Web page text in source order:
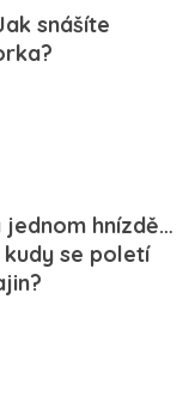
snášíte
jednom hnízdě…
se poletí